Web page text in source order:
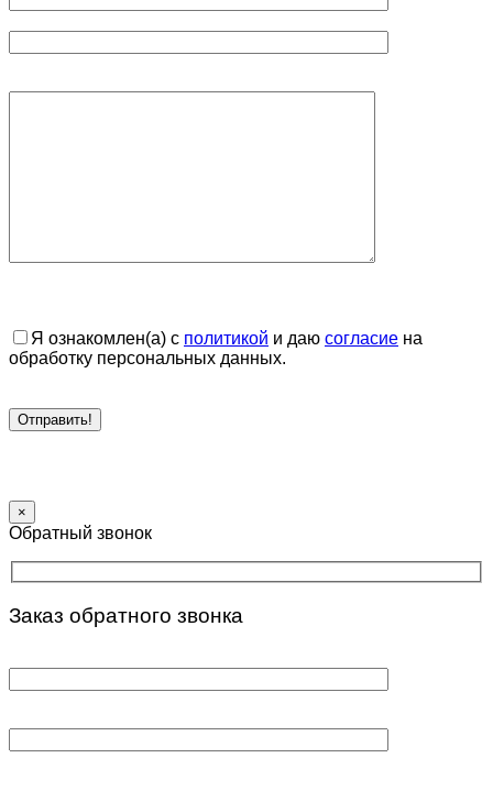
Я ознакомлен(а) с политикой и даю согласие на
обработку персональных данных.
×
Обратный звонок
Заказ обратного звонка